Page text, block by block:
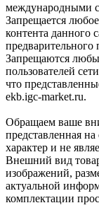
международными
Запрещается
контента данного
предварительного
Запрещаются
пользователей
что
ekb.igc-market.ru.
Обращаем ваше
представленная
характер и не
Внешний вид
изображений,
актуальной
комплектации